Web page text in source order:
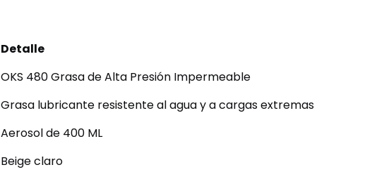
Detalle
OKS 480 Grasa de Alta Presión Impermeable
Grasa lubricante resistente al agua y a cargas extremas
Aerosol de 400 ML
Beige claro